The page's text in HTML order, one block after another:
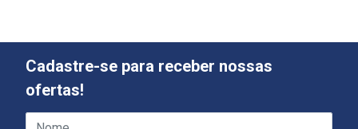
Cadastre-se para receber nossas
ofertas!